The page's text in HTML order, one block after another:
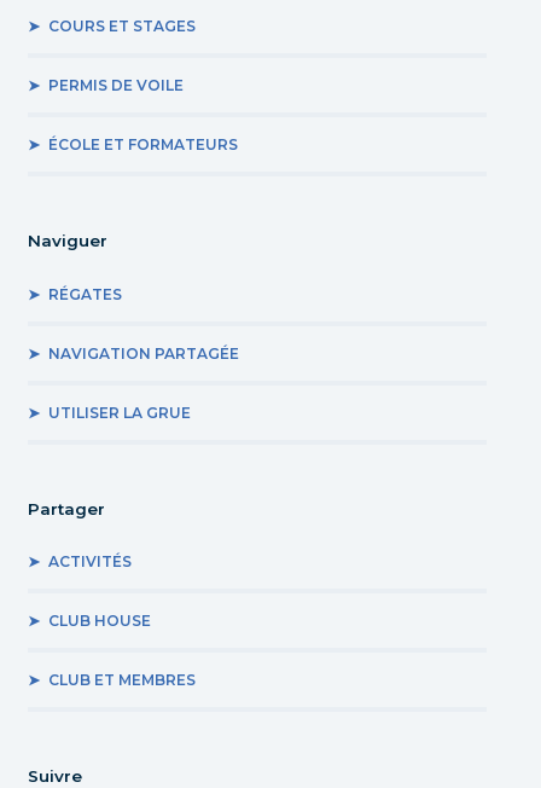
COURS ET STAGES
PERMIS DE VOILE
ÉCOLE ET FORMATEURS
Naviguer
RÉGATES
NAVIGATION PARTAGÉE
UTILISER LA GRUE
Partager
ACTIVITÉS
CLUB HOUSE
CLUB ET MEMBRES
Suivre